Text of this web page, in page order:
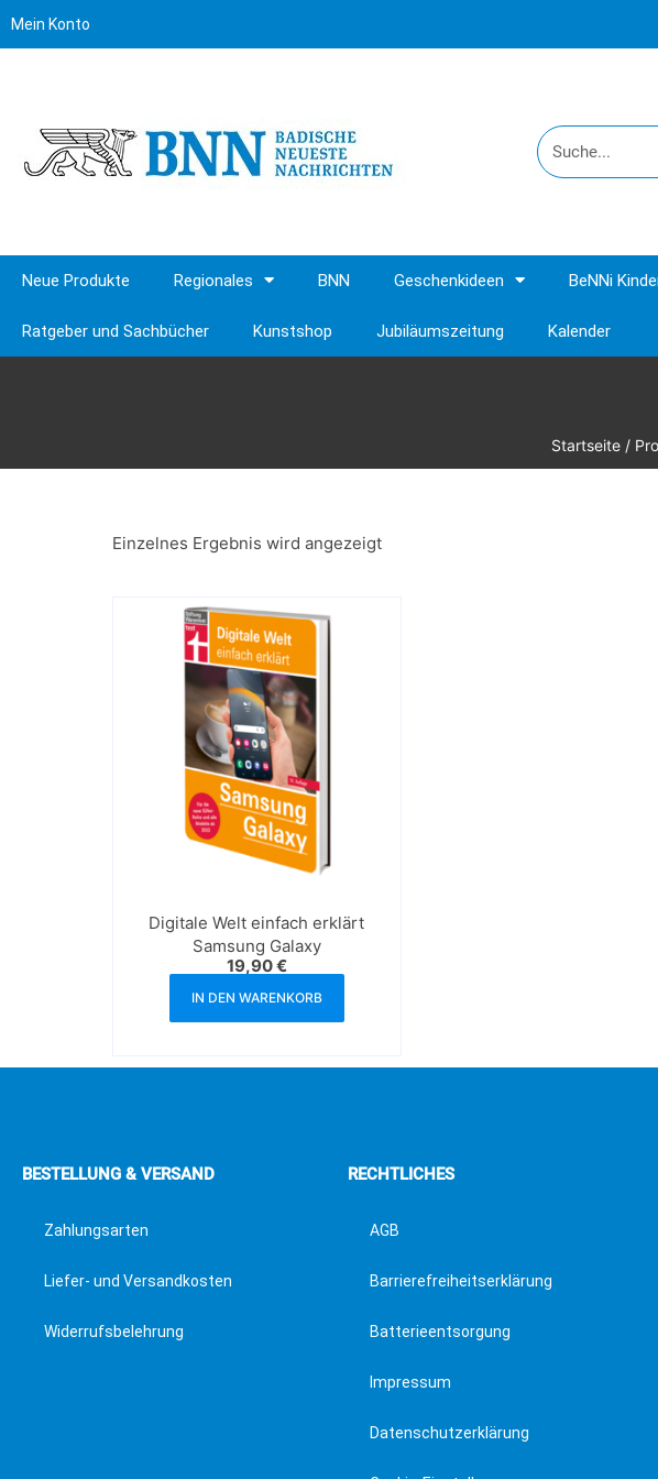
Mein Konto
Neue Produkte Regionales BNN Geschenkideen BeNNi
Ratgeber und Sachbücher Kunstshop Jubiläumszeitung Kalender
Startseite /
Einzelnes Ergebnis wird angezeigt
Digitale Welt einfach erklärt
Samsung Galaxy
19,90€
IN DEN WARENKORB
BESTELLUNG & VERSAND
Zahlungsarten
Liefer- und Versandkosten
Widerrufsbelehrung
RECHTLICHES
AGB
Barrierefreiheitserklärung
Batterieentsorgung
Impressum
Datenschutzerklärung